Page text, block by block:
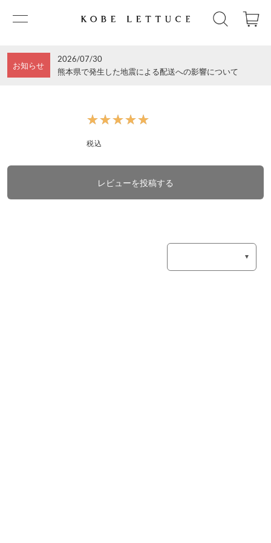
お知らせ
2026/07/30
熊本県で発生した地震による配送への影響について
★★★★★
★★★★★
税込
レビューを投稿する